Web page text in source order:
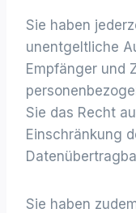
Sie haben
unentgeltliche
Empfänger und
Sie das Recht
Einschränkung
Sie haben